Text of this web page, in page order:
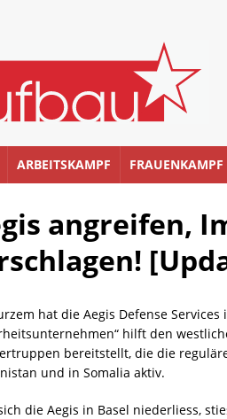
ARBEITSKAMPF FRAUENKAMPF
angreifen,
hat die Aegis Defense
hilft den
bereitstellt, die die
und in Somalia aktiv.
die Aegis in Basel niederliess,